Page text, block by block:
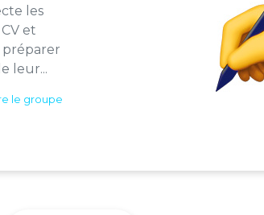
les
et
préparer
leur...
le groupe